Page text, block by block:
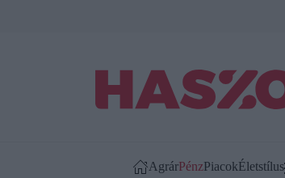
AgrárPénzPiacokÉletstílus